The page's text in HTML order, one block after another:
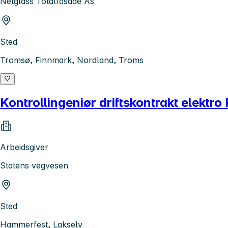
Sted
Tromsø, Finnmark, Nordland, Troms
Kontrollingeniør driftskontrakt elektro
Arbeidsgiver
Statens vegvesen
Sted
Hammerfest, Lakselv